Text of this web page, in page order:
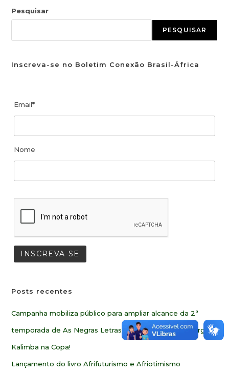
Pesquisar
PESQUISAR
Inscreva-se no Boletim Conexão Brasil-África
Email*
Nome
Posts recentes
Campanha mobiliza público para ampliar alcance da 2ª
temporada de As Negras Letras de Oswaldo de Camargo
Kalimba na Copa!
Lançamento do livro Afrifuturismo e Afriotimismo